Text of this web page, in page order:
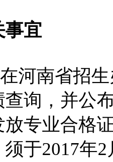
事宜
河南省招
询，并公
专业合格
于2017年